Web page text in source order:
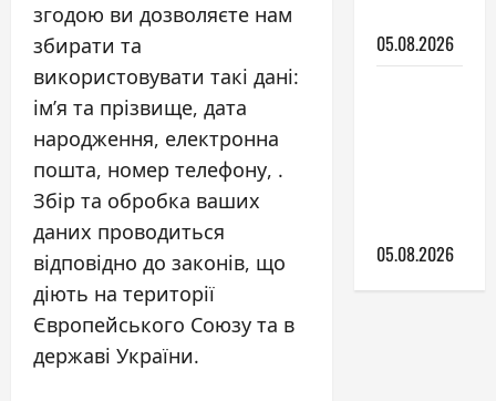
згодою ви дозволяєте нам
збирати та
використовувати такі дані:
ім’я та прізвище, дата
народження, електронна
пошта, номер телефону, .
Збір та обробка ваших
даних проводиться
відповідно до законів, що
діють на території
Європейського Союзу та в
державі України.
05.08.2026
05.08.2026